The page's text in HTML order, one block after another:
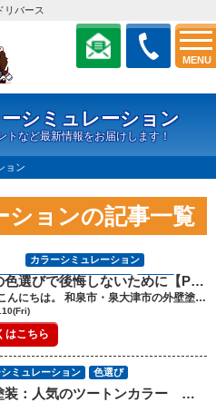
MENU
リバース
シミュレーション
トなど最新情報をお届けします！
ョン
ションの記事一覧
外壁の色選びで後悔しないために【Part3】～色選びで失敗しないための7つのポイント～
皆様、こんにちは。 和泉市・泉大津市の外壁塗装・屋根塗装工事のロードリバースです(^^♪ 外壁の色選びで後悔しないために【Part3】～色選びで失敗しないための7つのポイント～ ここまで、外壁塗装の色選びについて基本的な考え方や人気色の特徴をご紹介してきました。 最後となる今回は、実際によくある失敗例と、後悔しないための具体的なポイントをご紹介します。 外壁塗装は決して安い買い物ではありません。 だからこそ、色選びは慎重に進めたいものです。 失敗例① 思っていたより明るかった 最も多い失敗がこちらです。 色見本帳では落ち着いて見えた色が、 実際に家全体へ塗ると想像以上に明るく感じることがあります。 これは「面積効果」によるものです。 色は面積が大きくなるほど明るく見える性質があります。 そのため、迷った場合はワントーン落ち着いた色を選ぶ方が、 完成後の満足度が高いケースが多くあります。 失敗例② 汚れが目立ってしまった 白すぎる色や黒すぎる色は、それぞれ違った汚れが目立ちます。 ・白は雨だれやカビ・黒は砂ぼこりや花粉 特に道路沿いや交通量が多い場所では、汚れの付き方も変わります。 立地条件を考慮して色を選ぶことも大切です。 失敗例③ 流行だけで決めた 数年前に流行した色が、今では少し古く感じられることもあります。 流行を取り入れることも良いですが、10年以上住み続けることを考えると、 飽きの来ない色を選ぶことがおすすめです。 失敗例④ 家族で意見がまとまらなかった 外壁塗装は家族全員に関わる工事です。 ご主人と奥様で好みが違うことも珍しくありません。 その場合は、 ・家全体のイメージ・周囲との調和・汚れの目立ちにくさ など客観的な視点で話し合うと、納得できる色が見つかりやすくなります。 後悔しないための7つのポイント ① 大きな色見本で確認する ② 晴れの日と曇りの日の両方で見る ③ 朝・昼・夕方の見え方を確認する ④ 屋根や玄関との組み合わせを考える ⑤ 実際の施工事例を見る ⑥ カラーシミュレーションを利用する ⑦ 信頼できる塗装会社へ相談する これらを意識するだけでも、失敗する可能性は大きく減ります。 プロが色選びで大切にしていること 経験豊富な塗装会社は、「人気色」を勧めるだけではありません。 建物の形状や屋根の色、周囲の景観、日当たりなどを総合的に考えながら提案しています。 同じベージュでも、建物によって似合う色は異なります。 プロの視点を取り入れることで、ご自身では気付かなかった最適な色に出会えることもあります。 外壁塗装は住まいの印象を一新するチャンス 外壁塗装は、建物を雨や紫外線から守るだけでなく、 住まいの印象を大きく変える機会でもあります。 お気に入りの色に仕上がれば、毎日家に帰るのが楽しみになりますし、 住まいへの愛着もさらに深まります。 色選びは時間をかけても決して無駄にはなりません。 納得できるまで施工会社と相談し、ご家族とも話し合いながら決めることをおすすめします。 まとめ 外壁の色選びには「正解」はありません。 しかし、失敗しにくい選び方はあります。 今回ご紹介したポイントを参考に、ご自宅にぴったりの色を見つけていただければ幸いです。 外壁塗装は住まいを守るための大切なメンテナンスです。 機能性だけでなく、デザインにもこだわり、 ご家族みなさまが満足できる外壁塗装を実現してください。 ロードリバースでは、お客様一人ひとりのお住まいやご希望に 合わせたカラー提案を行っております。 色選びでお悩みの方は、お気軽にご相談ください。 経験豊富なスタッフが、理想の住まいづくりをお手伝いいたします。 屋根塗装・外壁塗装では、少し聞きなれない用語が出てきたり、難しい用語に 不安になることがあるかもしれませんが、 ロードリバースでは、 お客様にわかりやすく写真などを使いお伝えしております。 わからないこと、不安に思うこと、質問など お気軽にお問合せ、ご相談ください。 ご相談や見積依頼、ご不明点をお聞きしたい方はお気軽にお電話ください。 ショールーム電話番号：0120-46-1470 ------------------------------------------------------------------------------ ショールームへの来店が難しいお客様には、 メールや電話、FAXなどで、対応しておりますので、 お気軽にその旨をお伝えください。 ★ロードリバースでは和泉市に外壁塗装・屋根塗装に関して気軽に相談ができる 《ショールーム》を完備しております★ ショールームはコチラをクリック！ ★HPでは外壁塗装・屋根塗装の豊富な施工事例を紹介しています★ 施工事例はコチラをクリック！ ★「無料」で外壁・屋根診断・見積作成をさせて頂きます！★ 屋根・外壁診断はコチラをクリック！ ★「無料」ご相談・診断～見積作成をさせて頂きます！★ お問い合わせはコチラをクリック！
はこちら
カラーシミュレーション
壁塗装・屋根塗装のいろは
色選び
塗装の豆知識
外壁塗装：人気のツートンカラー ホワイトとダークグレー
ミュレーション 色選び